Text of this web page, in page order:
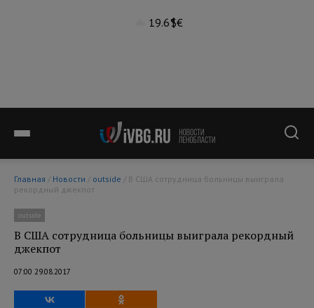
19.6°$€
Главная / Новости / outside
рекордный джекпот
outside
В США сотрудница больницы выиграла рекордный
джекпот
07:00 29.08.2017